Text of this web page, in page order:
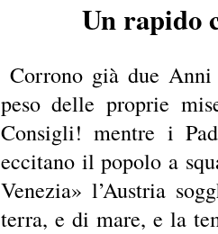
Un rapido
Corrono già due
peso delle proprie
Consigli! mentre i
eccitano il popolo a
Venezia» l’Austria
terra, e di mare, e la